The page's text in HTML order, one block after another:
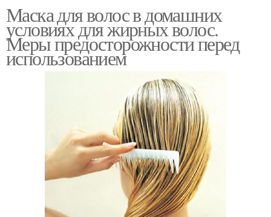
Маска для волос в домашних
условиях для жирных волос.
Меры предосторожности перед
использованием